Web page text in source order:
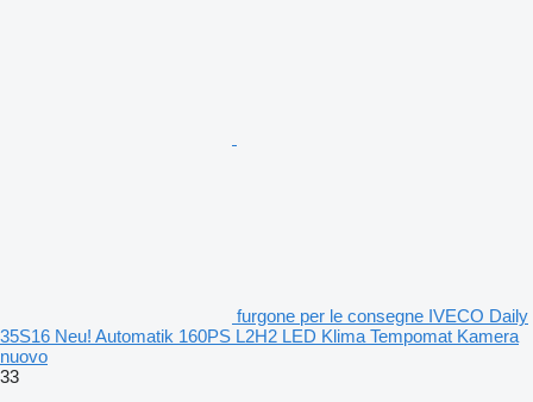
furgone per le consegne IVECO Daily
35S16 Neu! Automatik 160PS L2H2 LED Klima Tempomat Kamera
nuovo
33